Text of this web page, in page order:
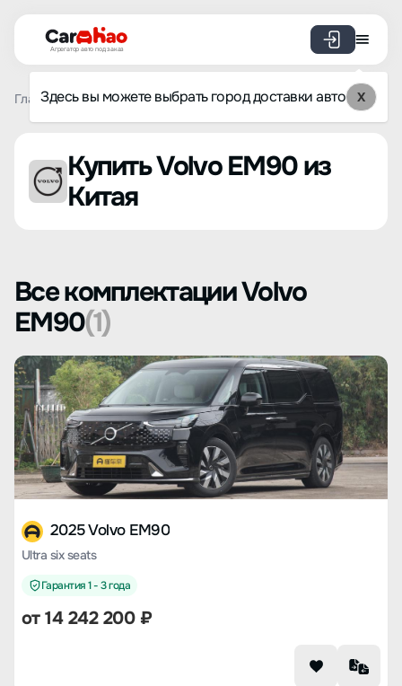
Агрегатор авто под заказ
Здесь вы можете выбрать город доставки авто X
Главная Список брендов Volvo EM90
Купить Volvo EM90 из
Китая
Все комплектации Volvo
EM90(1)
2025 Volvo EM90
Ultra six seats
Гарантия 1 - 3 года
от 14 242 200 ₽